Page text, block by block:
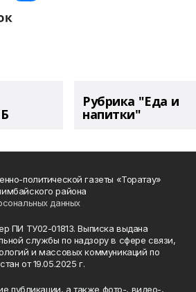
Рубрика "Еда и
напитки"
политической газеты «Торатау»
района
данных
ПИ ТУ02-01813. Выписка выдана
службы по надзору в сфере связи,
и массовых коммуникаций по
от 19.05.2025 г.
публикации, а также фото-, видео-,